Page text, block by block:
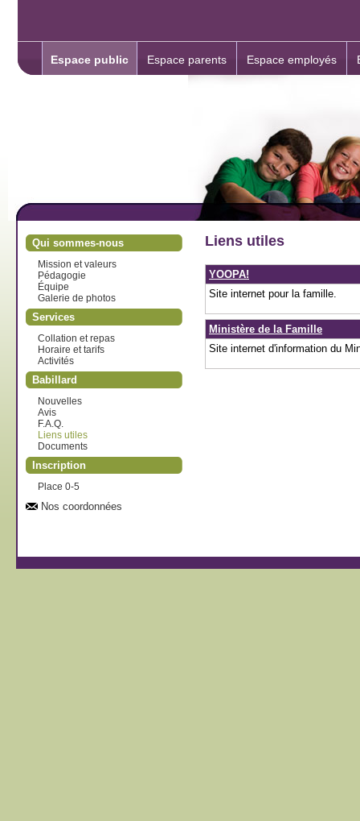
Espace public Espace parents Espace employés
Qui sommes-nous
Mission et valeurs
Pédagogie
Équipe
Galerie de photos
Services
Collation et repas
Horaire et tarifs
Activités
Babillard
Nouvelles
Avis
F.A.Q.
Liens utiles
Documents
Inscription
Place 0-5
Nos coordonnées
Liens utiles
YOOPA!
Site internet pour la famille.
Ministère de la Famille
Site internet d'information du